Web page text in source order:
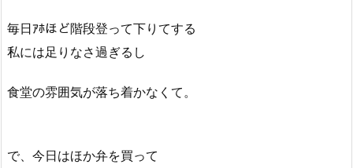
毎日ｱﾎほど階段登って下りてする
私には足りなさ過ぎるし
食堂の雰囲気が落ち着かなくて。
で、今日はほか弁を買って